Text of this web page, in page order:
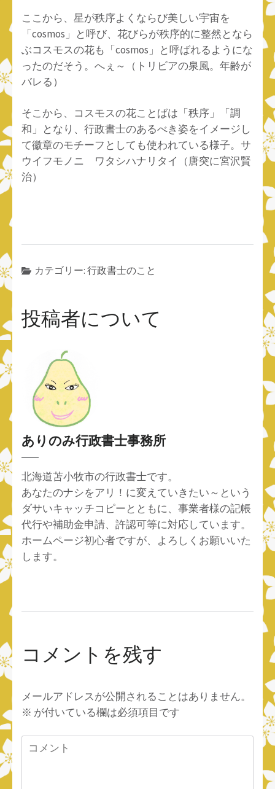
ここから、星が秩序よくならび美しい宇宙を
「cosmos」と呼び、花びらが秩序的に整然となら
ぶコスモスの花も「cosmos」と呼ばれるようにな
ったのだそう。へぇ～（トリビアの泉風。年齢が
バレる）
そこから、コスモスの花ことばは「秩序」「調
和」となり、行政書士のあるべき姿をイメージし
て徽章のモチーフとしても使われている様子。サ
ウイフモノニ ワタシハナリタイ（唐突に宮沢賢
治）
カテゴリー: 行政書士のこと
投稿者について
ありのみ行政書士事務所
北海道苫小牧市の行政書士です。
あなたのナシをアリ！に変えていきたい～という
ダサいキャッチコピーとともに、事業者様の記帳
代行や補助金申請、許認可等に対応しています。
ホームページ初心者ですが、よろしくお願いいた
します。
コメントを残す
メールアドレスが公開されることはありません。
※ が付いている欄は必須項目です
コ